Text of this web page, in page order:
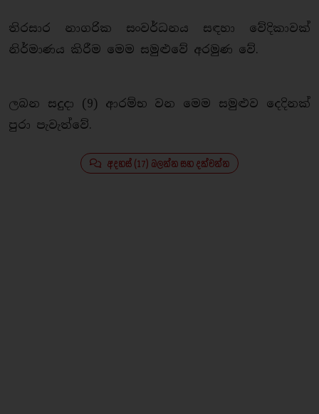
තිරසාර නාගරික සංවර්ධනය සඳහා වේදිකාවක්
නිර්මාණය කිරීම මෙම සමුළුවේ අරමුණ වේ.
ලබන සදුදා (9) ආරම්භ වන මෙම සමුළුව දෙදිනක්
පුරා පැවැත්වේ.
අදහස් (17) බලන්න සහ දක්වන්න